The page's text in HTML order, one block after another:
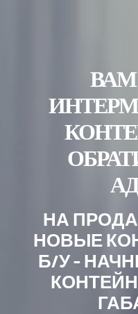
НА
НОВЫЕ
Б/У –